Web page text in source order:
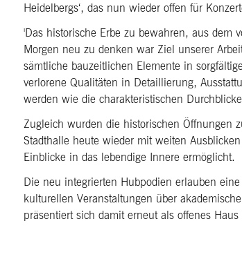
Heidelbergs‘, das nun wieder offen für
'Das historische Erbe zu bewahren, aus dem
Morgen neu zu denken war Ziel unserer
sämtliche bauzeitlichen Elemente in
verlorene Qualitäten in Detaillierung,
werden wie die charakteristischen
Zugleich wurden die historischen Öffnungen
Stadthalle heute wieder mit weiten
Einblicke in das lebendige Innere ermöglicht.
Die neu integrierten Hubpodien erlauben
kulturellen Veranstaltungen über
präsentiert sich damit erneut als offenes